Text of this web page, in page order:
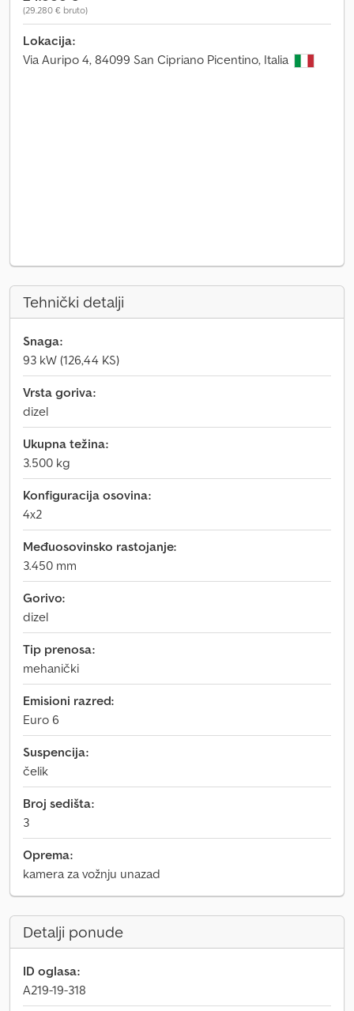
(29.280 € bruto)
Lokacija:
Via Auripo 4, 84099 San Cipriano Picentino, Italia
Tehnički detalji
Snaga:
93 kW (126,44 KS)
Vrsta goriva:
dizel
Ukupna težina:
3.500 kg
Konfiguracija osovina:
4x2
Međuosovinsko rastojanje:
3.450 mm
Gorivo:
dizel
Tip prenosa:
mehanički
Emisioni razred:
Euro 6
Suspencija:
čelik
Broj sedišta:
3
Oprema:
kamera za vožnju unazad
Detalji ponude
ID oglasa:
A219-19-318